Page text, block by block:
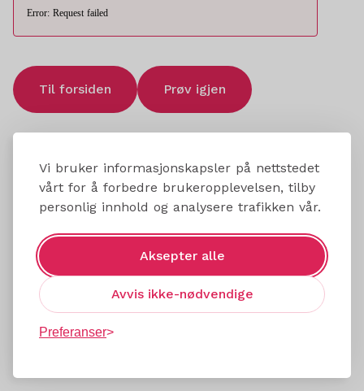
Vi bruker informasjonskapsler på nettstedet
vårt for å forbedre brukeropplevelsen, tilby
personlig innhold og analysere trafikken vår.
Aksepter alle
Avvis ikke-nødvendige
Preferanser
Error: Request failed
Til forsiden Prøv igjen